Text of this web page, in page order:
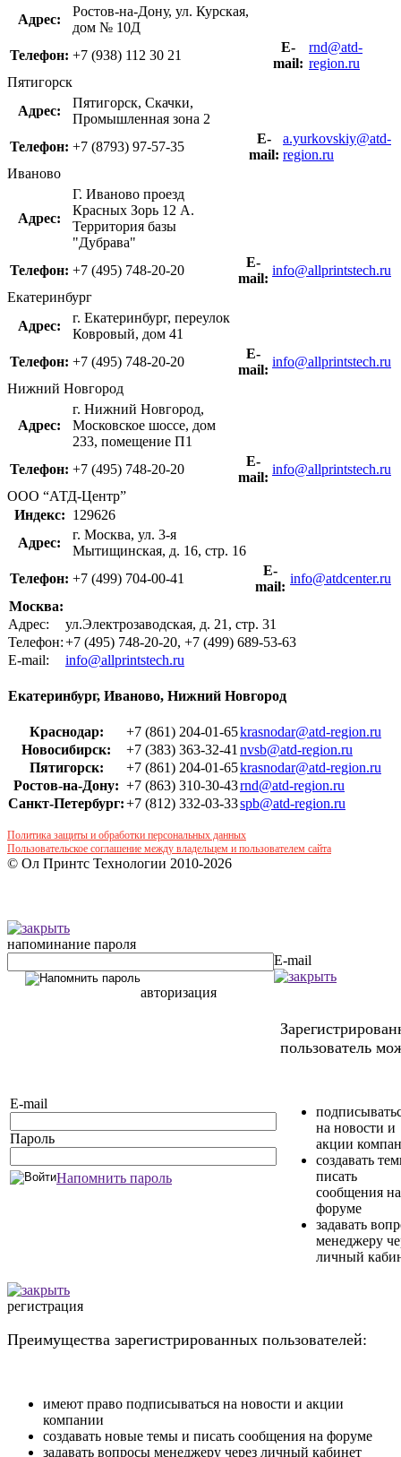
Адрес:
Ростов-на-Дону, ул. Курская,
дом № 10Д
Телефон: +7 (938) 112 30 21
Е-
mail:
rnd@atd-
region.ru
Пятигорск
Адрес:
Пятигорск, Скачки,
Промышленная зона 2
Телефон: +7 (8793) 97-57-35
Е-
mail:
a.yurkovskiy@atd-
region.ru
Иваново
Адрес:
Г. Иваново проезд
Красных Зорь 12 А.
Территория базы
"Дубрава"
Телефон: +7 (495) 748-20-20
Е-
mail:
info@allprintstech.ru
Екатеринбург
Адрес:
г. Екатеринбург, переулок
Ковровый, дом 41
Телефон: +7 (495) 748-20-20
Е-
mail:
info@allprintstech.ru
Нижний Новгород
Адрес:
г. Нижний Новгород,
Московское шоссе, дом
233, помещение П1
Телефон: +7 (495) 748-20-20
Е-
mail:
info@allprintstech.ru
ООО “АТД-Центр”
Индекс: 129626
Адрес:
г. Москва, ул. 3-я
Мытищинская, д. 16, стр. 16
Телефон: +7 (499) 704-00-41
Е-
mail:
info@atdcenter.ru
Москва:
Адрес:
ул.Электрозаводская, д. 21, стр. 31
Телефон:+7 (495) 748-20-20, +7 (499) 689-53-63
Е-mail:
info@allprintstech.ru
Екатеринбург, Иваново, Нижний Новгород
Краснодар: +7 (861) 204-01-65krasnodar@atd-region.ru
Новосибирск:
+7 (383) 363-32-41 nvsb@atd-region.ru
Пятигорск:
+7 (861) 204-01-65krasnodar@atd-region.ru
Ростов-на-Дону: +7 (863) 310-30-43rnd@atd-region.ru
Санкт-Петербург:+7 (812) 332-03-33spb@atd-region.ru
Политика защиты и обработки персональных данных
Пользовательское соглашение между владельцем и пользователем сайта
© Ол Принтс Технологии 2010-2026
напоминание пароля
E-mail
авторизация
E-mail
Пароль
Напомнить пароль
пользователь
на новости и
акции
создавать
писать
сообщения на
форуме
задавать
менеджеру
личный
регистрация
Преимущества зарегистрированных пользователей:
имеют право подписываться на новости и акции
компании
создавать новые темы и писать сообщения на форуме
задавать вопросы менеджеру через личный кабинет